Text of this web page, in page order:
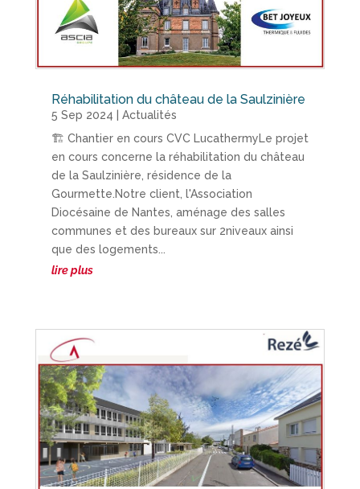
Réhabilitation du château de la Saulzinière
5 Sep 2024
Actualités
🏗 Chantier en cours CVC LucathermyLe projet
en cours concerne la réhabilitation du château
de la Saulzinière, résidence de la
Gourmette.Notre client, l'Association
Diocésaine de Nantes, aménage des salles
communes et des bureaux sur 2niveaux ainsi
que des logements...
lire plus